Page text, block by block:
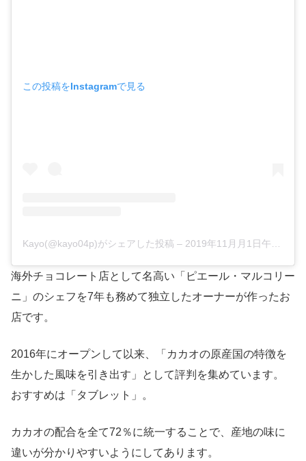
この投稿をInstagramで見る
Kayo(@kayo04p)がシェアした投稿 – 2019年11月月1日午後9時36分PDT
海外チョコレート店として名高い「ピエール・マルコリー
ニ」のシェフを7年も務めて独立したオーナーが作ったお
店です。
2016年にオープンして以来、「カカオの原産国の特徴を
生かした風味を引き出す」として評判を集めています。
おすすめは「タブレット」。
カカオの配合を全て72％に統一することで、産地の味に
違いが分かりやすいようにしてあります。